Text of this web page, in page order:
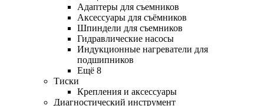
Адаптеры для съемников
Аксессуары для съёмников
Шпиндели для съемников
Гидравлические насосы
Индукционные нагреватели для
подшипников
Ещё 8
Тиски
Крепления и аксессуары
Диагностический инструмент